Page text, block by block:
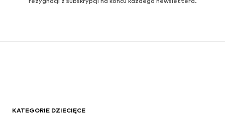
KATEGORIE DZIECIĘCE